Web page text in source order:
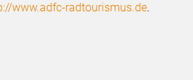
www.adfc-radtourismus.de.